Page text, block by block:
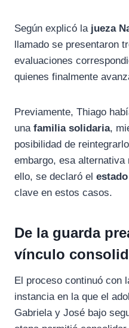
Según explicó la jueza
llamado se presentaron
evaluaciones
quienes finalmente
Previamente, Thiago
una familia solidaria,
posibilidad de
embargo, esa
ello, se declaró el
clave en estos casos.
De la guarda
vínculo
El proceso continuó con
instancia en la que el
Gabriela y José bajo